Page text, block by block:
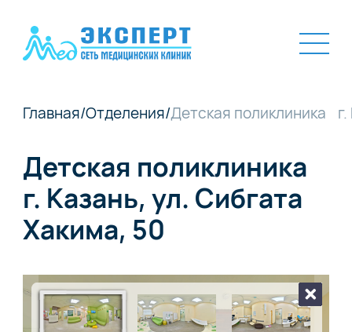
Главная/Отделения/Детская поликлиника г.
Детская поликлиника
г. Казань, ул. Сибгата
Хакима, 50